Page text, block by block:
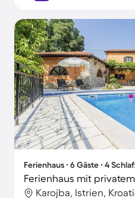
Ferienhaus ∙ 6 Gäste ∙ 4
Ferienhaus mit
Karojba, Istrien,